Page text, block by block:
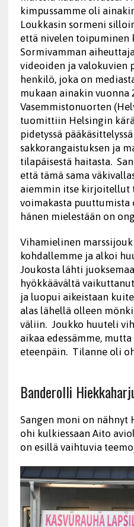
kimpussamme oli
Loukkasin sormeni
että nivelen toipuminen
Sormivamman
videoiden ja valokuvien
henkilö, joka on
mukaan ainakin vuonna
Vasemmistonuorten
tuomittiin Helsingin
pidetyssä
sakkorangaistuksen ja
tilapäisestä haitasta.
että tämä sama
aiemmin itse kirjoitellut
voimakasta puuttumista
hänen mielestään on
Vihamielinen
kohdallemme ja alkoi
Joukosta lähti
hyökkäävältä
ja luopui aikeistaan
alas lähellä olleen
väliin. Joukko huuteli
aikaa edessämme,
eteenpäin. Tilanne oli
Banderolli
Sangen moni on nähnyt
ohi kulkiessaan Aito
on esillä vaihtuvia